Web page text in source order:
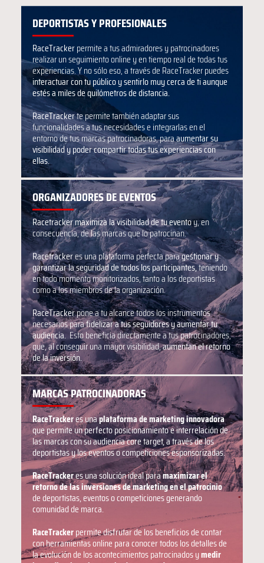
DEPORTISTAS Y PROFESIONALES
RaceTrackerpermite a tus admiradores y patrocinadores
realizar un seguimiento online y en tiempo real de todas tus
experiencias. Y no sólo eso, a través de RaceTracker puedes
interactuar con tu público y sentirlo muy cerca de ti aunque
estés a miles de quilómetros de distancia.
RaceTrackerte permite también adaptar sus
funcionalidades a tus necesidades e integrarlas en el
entorno de tus marcas patrocinadoras, paraaumentar su
visibilidad y poder compartir todas tus experiencias con
ellas.
ORGANIZADORES DE EVENTOS
Racetracker maximiza la visibilidad de tu eventoy, en
consecuencia, de las marcas que lo patrocinan.
Racetrackeres una plataforma perfecta paragestionar y
garantizar la seguridad de todos los participantes,teniendo
en todo momento monitorizados, tanto a los deportistas
como a los miembros de la organización.
RaceTrackerpone a tu alcance todos los instrumentos
necesarios parafidelizar a tus seguidores y aumentar tu
audiencia.Esto beneficia directamente a tus patrocinadores,
que, al conseguir una mayor visibilidad,aumentan el retorno
de la inversión.
MARCAS PATROCINADORAS
RaceTrackeres unaplataforma de marketing innovadora
que permite un perfecto posicionamiento e interrelación de
las marcas con su audiencia core target, a través de los
deportistas y los eventos o competiciones esponsorizadas.
RaceTrackeres una solución ideal paramaximizar el
retorno de las inversiones de marketing en el patrocinio
de deportistas, eventos o competiciones generando
comunidad de marca.
RaceTrackerpermite disfrutar de los beneficios de contar
con herramientas online para conocer todos los detalles de
la evolución de los acontecimientos patrocinados ymedir